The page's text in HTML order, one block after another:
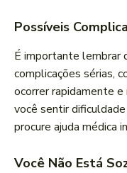
Possíveis
É importante lembrar
complicações sérias,
ocorrer rapidamente
você sentir dificuldade
procure ajuda médica
Você Não Está